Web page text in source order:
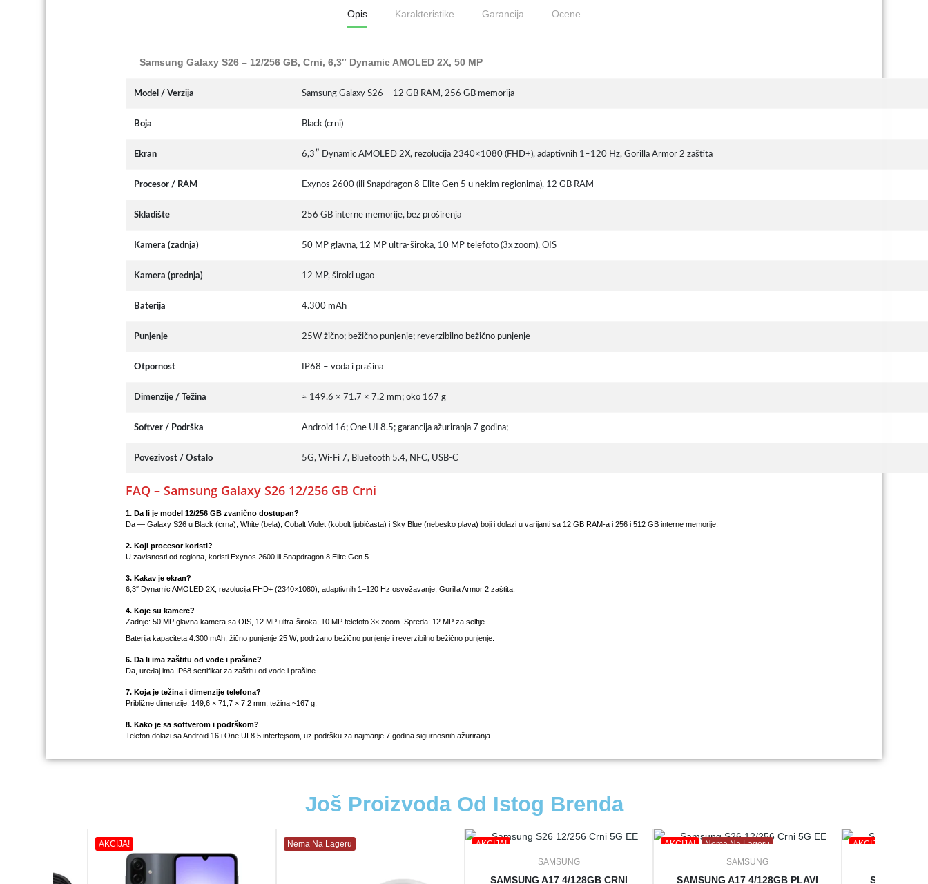
Opis Karakteristike Garancija Ocene
Samsung Galaxy S26 – 12/256 GB, Crni, 6,3″ Dynamic AMOLED 2X, 50 MP
Model / Verzija Samsung Galaxy S26 – 12 GB RAM, 256 GB memorija
Boja Black (crni)
Ekran 6,3″ Dynamic AMOLED 2X, rezolucija 2340×1080 (FHD+), adaptivnih 1–120 Hz, Gorilla Armor 2 zaštita
Procesor / RAM Exynos 2600 (ili Snapdragon 8 Elite Gen 5 u nekim regionima), 12 GB RAM
Skladište 256 GB interne memorije, bez proširenja
Kamera (zadnja) 50 MP glavna, 12 MP ultra-široka, 10 MP telefoto (3x zoom), OIS
Kamera (prednja) 12 MP, široki ugao
Baterija 4.300 mAh
Punjenje 25W žično; bežično punjenje; reverzibilno bežično punjenje
Otpornost IP68 – voda i prašina
Dimenzije / Težina ≈ 149.6 × 71.7 × 7.2 mm; oko 167 g
Softver / Podrška Android 16; One UI 8.5; garancija ažuriranja 7 godina;
Povezivost / Ostalo 5G, Wi-Fi 7, Bluetooth 5.4, NFC, USB-C
FAQ – Samsung Galaxy S26 12/256 GB Crni
1. Da li je model 12/256 GB zvanično dostupan?
Da — Galaxy S26 u Black (crna), White (bela), Cobalt Violet (kobolt ljubičasta) i Sky Blue (nebesko plava) boji i dolazi u varijanti sa 12 GB RAM-a i 256 i 512 GB interne memorije.
2. Koji procesor koristi?
U zavisnosti od regiona, koristi Exynos 2600 ili Snapdragon 8 Elite Gen 5.
3. Kakav je ekran?
6,3″ Dynamic AMOLED 2X, rezolucija FHD+ (2340×1080), adaptivnih 1–120 Hz osvežavanje, Gorilla Armor 2 zaštita.
4. Koje su kamere?
Zadnje: 50 MP glavna kamera sa OIS, 12 MP ultra-široka, 10 MP telefoto 3× zoom. Spreda: 12 MP za selfije.
Baterija kapaciteta 4.300 mAh; žično punjenje 25 W; podržano bežično punjenje i reverzibilno bežično punjenje.
6. Da li ima zaštitu od vode i prašine?
Da, uređaj ima IP68 sertifikat za zaštitu od vode i prašine.
7. Koja je težina i dimenzije telefona?
Približne dimenzije: 149,6 × 71,7 × 7,2 mm, težina ~167 g.
8. Kako je sa softverom i podrškom?
Telefon dolazi sa Android 16 i One UI 8.5 interfejsom, uz podršku za najmanje 7 godina sigurnosnih ažuriranja.
Još Proizvoda Od Istog Brenda
AKCIJA! Nema Na Lageru
AKCIJA!
SAMSUNG
SAMSUNG A17 4/128GB CRNI
AKCIJA!
Nema Na Lageru
SAMSUNG
SAMSUNG A17 4/128GB PLAVI
AKCIJA!
SAMSUNG